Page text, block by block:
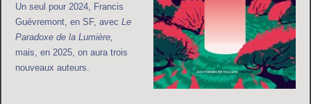
Un seul pour 2024, Francis
Guévremont, en SF, avecLe
Paradoxe de la Lumière,
mais, en 2025, on aura trois
nouveaux auteurs.